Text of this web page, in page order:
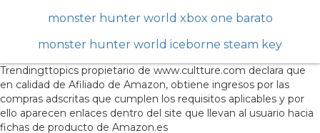
monster hunter world xbox one barato
monster hunter world iceborne steam key
Trendingttopics propietario de www.cultture.com declara que
en calidad de Afiliado de Amazon, obtiene ingresos por las
compras adscritas que cumplen los requisitos aplicables y por
ello aparecen enlaces dentro del site que llevan al usuario hacia
fichas de producto de Amazon.es